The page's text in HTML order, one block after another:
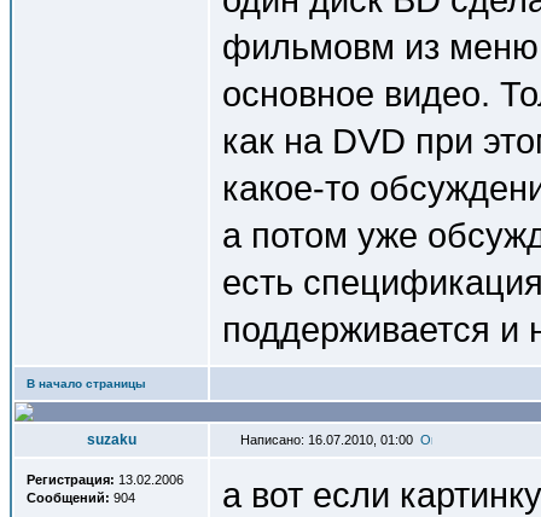
фильмовм из меню,
основное видео.
как на DVD при
какое-то
а потом уже
есть
поддерживается и
В начало страницы
suzaku Написано: 16.07.2010, 01:00
Регистрация: 13.02.2006
Сообщений: 904
а вот если